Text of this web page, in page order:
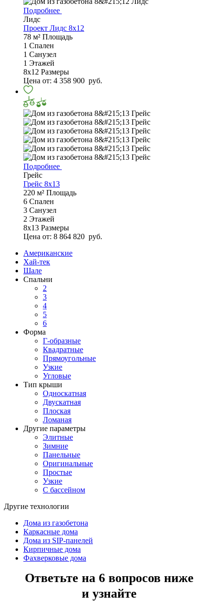
Подробнее
Лидс
Проект Лидс 8x12
78 м² Площадь
1 Спален
1 Санузел
1 Этажей
8х12 Размеры
Цена от: 4 358 900 руб.
Подробнее
Грейс
Грейс 8x13
220 м² Площадь
6 Спален
3 Санузел
2 Этажей
8х13 Размеры
Цена от: 8 864 820 руб.
Американские
Хай-тек
Шале
Спальни
2
3
4
5
6
Форма
Г-образные
Квадратные
Прямоугольные
Узкие
Угловые
Тип крыши
Односкатная
Двускатная
Плоская
Ломаная
Другие параметры
Элитные
Зимние
Панельные
Оригинальные
Простые
Узкие
С бассейном
Другие технологии
Дома из газобетона
Каркасные дома
Дома из SIP-панелей
Кирпичные дома
Фахверковые дома
Ответьте на 6 вопросов ниже
и узнайте